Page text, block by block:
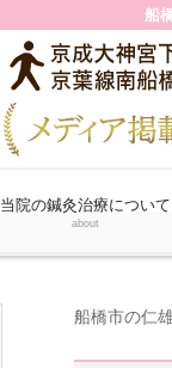
船
当院の鍼灸治療について
about
船橋市の仁